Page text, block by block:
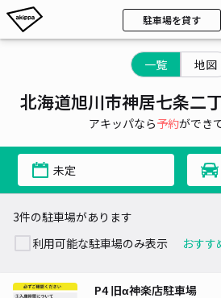
駐車場を貸す
一覧 地図
北海道旭川市神居七条二
アキッパなら予約ができ
未定
3件の駐車場があります
利用可能な駐車場のみ表示
P4 旧α神楽店駐車場